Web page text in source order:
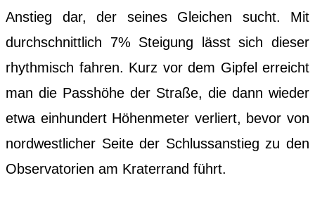
Anstieg dar, der seines Gleichen sucht. Mit
durchschnittlich 7% Steigung lässt sich dieser
rhythmisch fahren. Kurz vor dem Gipfel erreicht
man die Passhöhe der Straße, die dann wieder
etwa einhundert Höhenmeter verliert, bevor von
nordwestlicher Seite der Schlussanstieg zu den
Observatorien am Kraterrand führt.